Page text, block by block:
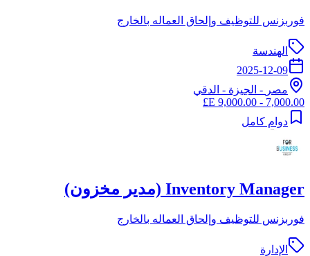
فوربزنس للتوظيف وإلحاق العماله بالخارج
الهندسة
2025-12-09
مصر - الجيزة - الدقي
7,000.00 - 9,000.00 E£
دوام كامل
Inventory Manager (مدير مخزون)
فوربزنس للتوظيف وإلحاق العماله بالخارج
الإدارة